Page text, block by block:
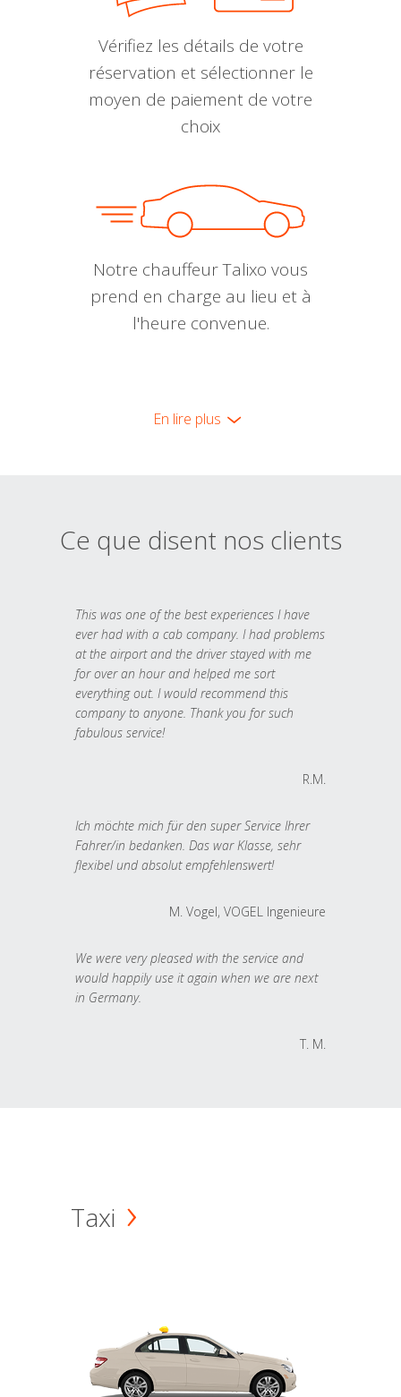
Vérifiez les détails de votre
réservation et sélectionner le
moyen de paiement de votre
choix
Notre chauffeur Talixo vous
prend en charge au lieu et à
l'heure convenue.
En lire plus
Ce que disent nos clients
This was one of the best experiences I have
ever had with a cab company. I had problems
at the airport and the driver stayed with me
for over an hour and helped me sort
everything out. I would recommend this
company to anyone. Thank you for such
fabulous service!
R.M.
Ich möchte mich für den super Service Ihrer
Fahrer/in bedanken. Das war Klasse, sehr
flexibel und absolut empfehlenswert!
M. Vogel, VOGEL Ingenieure
We were very pleased with the service and
would happily use it again when we are next
in Germany.
T. M.
Taxi